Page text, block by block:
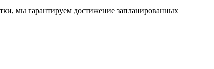
мы гарантируем достижение запланированных